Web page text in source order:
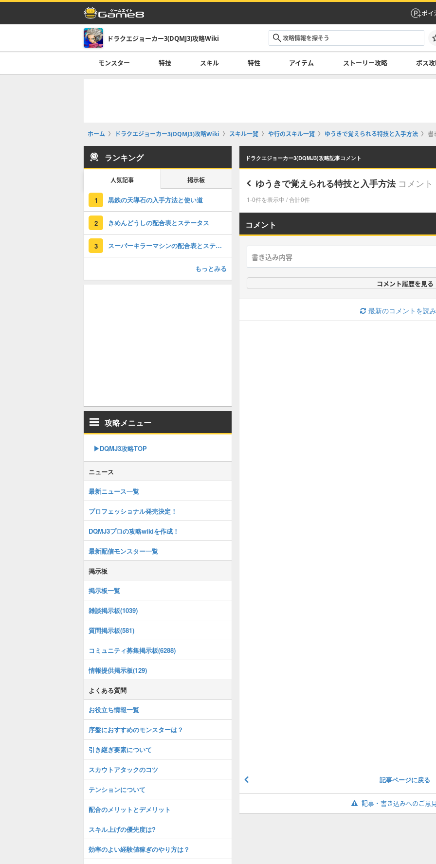
ポイ
ドラクエジョーカー3(DQMJ3)攻略Wiki
モンスター 特技 スキル 特性 アイテム ストーリー攻略 ボス
ホーム ドラクエジョーカー3(DQMJ3)攻略Wiki スキル一覧 や行のスキル一覧 ゆうきで覚えられる特技と入手方法 書
ドラクエジョーカー3(DQMJ3)攻略記事コメント
ゆうきで覚えられる特技と入手方法 コメント
1-0件を表示中 / 合計0件
コメント
コメント履歴を見る
最新のコメントを読
記事ページに戻る
記事・書き込みへのご意
ランキング
人気記事 掲示板
1 黒鉄の天導石の入手方法と使い道
2 きめんどうしの配合表とステータス
3 スーパーキラーマシンの配合表とステータス
もっとみる
攻略メニュー
▶︎DQMJ3攻略TOP
ニュース
最新ニュース一覧
プロフェッショナル発売決定！
DQMJ3プロの攻略wikiを作成！
最新配信モンスター一覧
掲示板
掲示板一覧
雑談掲示板(1039)
質問掲示板(581)
コミュニティ募集掲示板(6288)
情報提供掲示板(129)
よくある質問
お役立ち情報一覧
序盤におすすめのモンスターは？
引き継ぎ要素について
スカウトアタックのコツ
テンションについて
配合のメリットとデメリット
スキル上げの優先度は?
効率のよい経験値稼ぎのやり方は？